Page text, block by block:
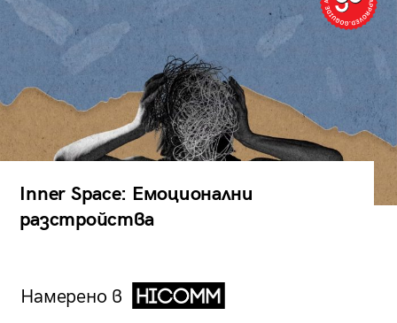
Inner Space: Емоционални
разстройства
Намерено в